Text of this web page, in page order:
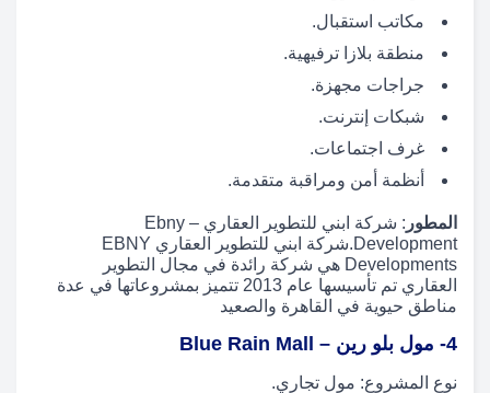
مكاتب استقبال.
منطقة بلازا ترفيهية.
جراجات مجهزة.
شبكات إنترنت.
غرف اجتماعات.
أنظمة أمن ومراقبة متقدمة.
المطور
: شركة ابني للتطوير العقاري – Ebny
Development.شركة ابني للتطوير العقاري EBNY
Developments هي شركة رائدة في مجال التطوير
العقاري تم تأسيسها عام 2013 تتميز بمشروعاتها في عدة
مناطق حيوية في القاهرة والصعيد
4- مول بلو رين – Blue Rain Mall
نوع المشروع: مول تجاري.